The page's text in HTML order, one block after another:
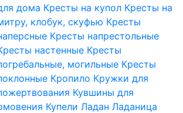
дома Кресты на купол Кресты на
клобук, скуфью Кресты
Кресты напрестольные
настенные Кресты
могильные Кресты
Кропило Кружки для
Кувшины для
Купели Ладан Ладаница